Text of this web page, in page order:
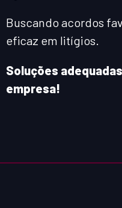
Buscando acordos
eficaz em litígios.
Soluções
empresa!